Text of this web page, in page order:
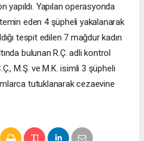
Yapılan operasyonda
eden 4 şüpheli yakalanarak
tespit edilen 7 mağdur kadın
bulunan R.Ç. adli kontrol
M.Ş. ve M.K. isimli 3 şüpheli
tutuklanarak cezaevine